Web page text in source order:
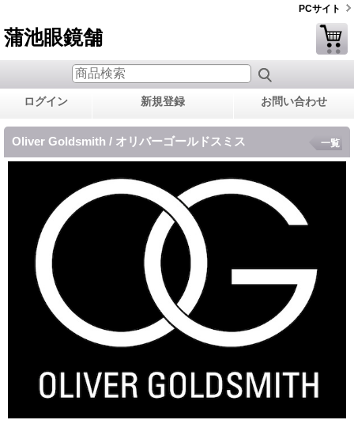
PCサイト
蒲池眼鏡舗
ログイン 新規登録 お問い合わせ
Oliver Goldsmith / オリバーゴールドスミス 一覧